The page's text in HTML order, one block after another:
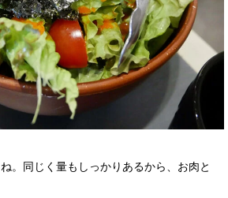
。同じく量もしっかりあるから、お肉と